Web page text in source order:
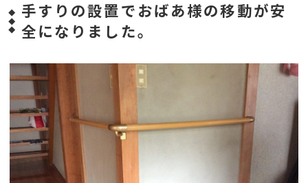
手すりの設置でおばあ様の移動が安
全になりました。